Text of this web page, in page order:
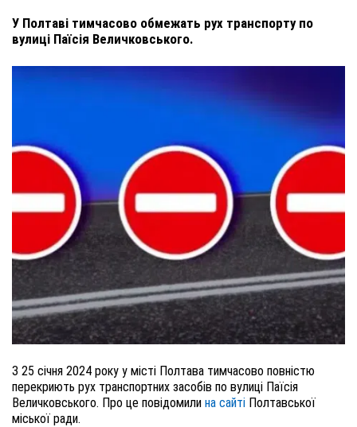
У Полтаві тимчасово обмежать рух транспорту по
вулиці Паїсія Величковського.
З 25 січня 2024 року у місті Полтава тимчасово повністю
перекриють рух транспортних засобів по вулиці Паїсія
Величковського. Про це повідомили на сайті Полтавської
міської ради.